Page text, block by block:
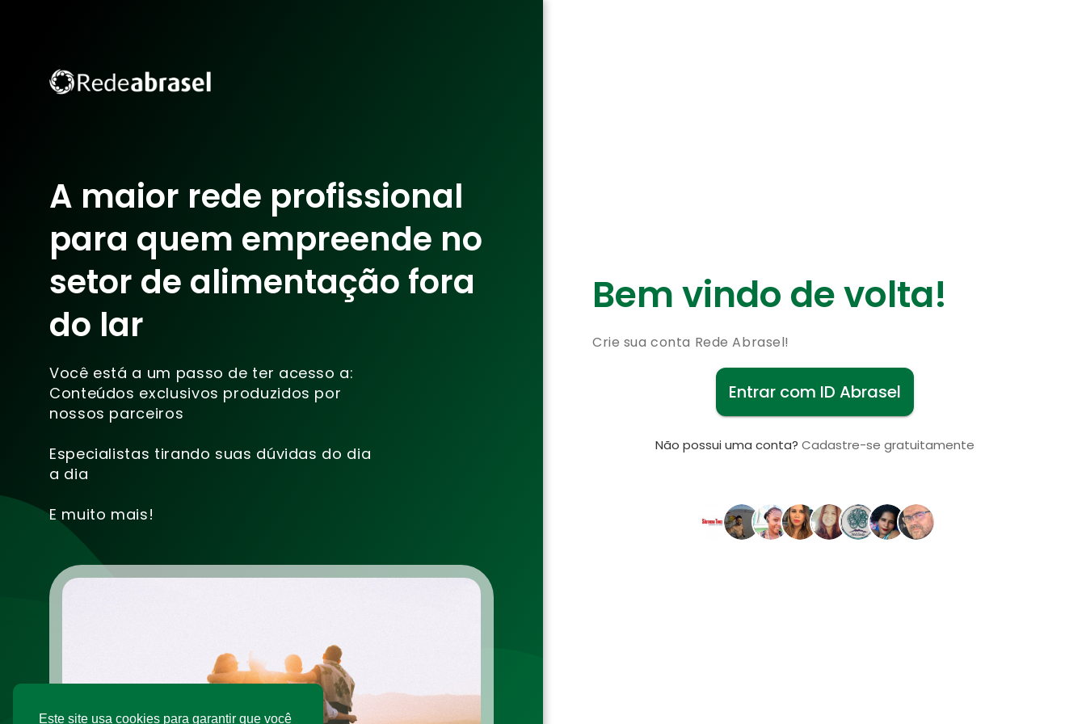
Este site usa cookies para garantir que você
A maior rede profissional
para quem empreende no
setor de alimentação fora
do lar
Você está a um passo de ter acesso a:
Conteúdos exclusivos produzidos por
nossos parceiros
Especialistas tirando suas dúvidas do dia
a dia
E muito mais!
Bem vindo de volta!
Crie sua conta Rede Abrasel!
Entrar com ID Abrasel
Não possui uma conta? Cadastre-se gratuitamente